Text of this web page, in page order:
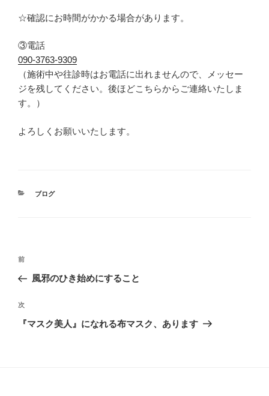
☆確認にお時間がかかる場合があります。
③電話
090-3763-9309
（施術中や往診時はお電話に出れませんので、メッセー
ジを残してください。後ほどこちらからご連絡いたしま
す。
）
よろしくお願いいたします。
カ
ブログ
投
ビ
ゲ
過
去
投
稿
前
風邪のひき始めにすること
次
の
次
『マスク美人』になれる布マスク、あります